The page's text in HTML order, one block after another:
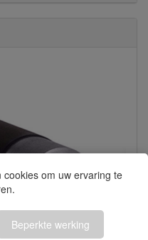
om uw ervaring te
Beperkte werking